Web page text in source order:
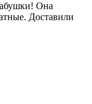
Она
Доставили